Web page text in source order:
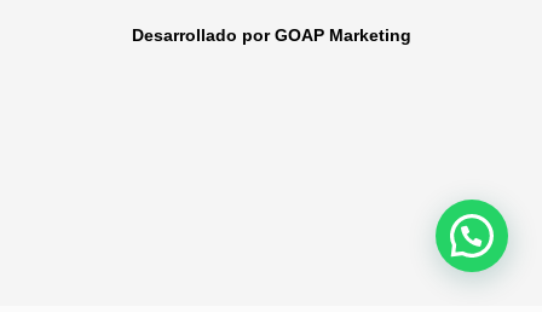
Desarrollado por GOAP Marketing